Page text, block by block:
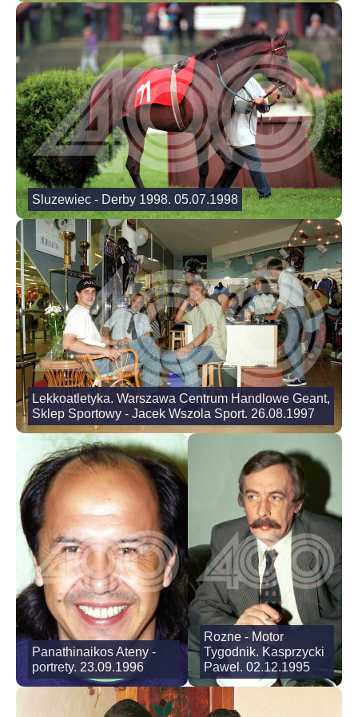
Sluzewiec - Derby 1998. 05.07.1998
Lekkoatletyka. Warszawa Centrum Handlowe Geant,
Sklep Sportowy - Jacek Wszola Sport. 26.08.1997
Panathinaikos Ateny -
portrety. 23.09.1996
Rozne - Motor
Tygodnik. Kasprzycki
Pawel. 02.12.1995